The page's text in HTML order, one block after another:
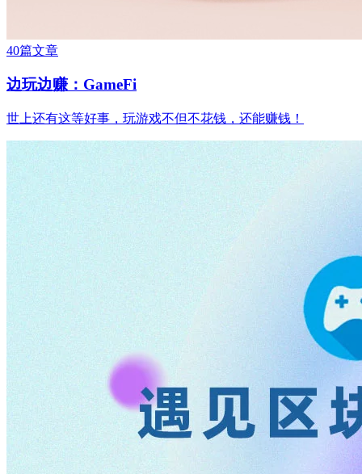
40篇文章
边玩边赚：GameFi
世上还有这等好事，玩游戏不但不花钱，还能赚钱！